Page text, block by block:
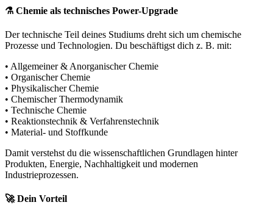
⚗️ Chemie als technisches Power-Upgrade
Der technische Teil deines Studiums dreht sich um chemische
Prozesse und Technologien. Du beschäftigst dich z. B. mit:
• Allgemeiner & Anorganischer Chemie
• Organischer Chemie
• Physikalischer Chemie
• Chemischer Thermodynamik
• Technische Chemie
• Reaktionstechnik & Verfahrenstechnik
• Material- und Stoffkunde
Damit verstehst du die wissenschaftlichen Grundlagen hinter
Produkten, Energie, Nachhaltigkeit und modernen
Industrieprozessen.
🚀Dein Vorteil